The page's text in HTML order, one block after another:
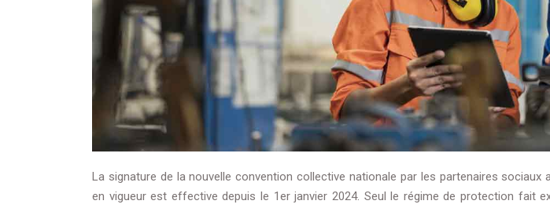
La signature de la nouvelle convention collective nationale par les partenaires sociaux
en vigueur est effective depuis le 1er janvier 2024. Seul le régime de protection fait